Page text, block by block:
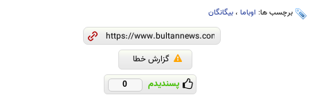
برچسب ها: اوباما ، بیگانگان
گزارش خطا
پسندیدم 0